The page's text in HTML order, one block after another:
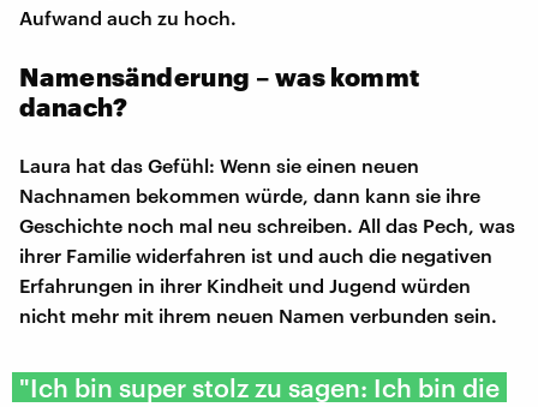
Aufwand auch zu hoch.
Namensänderung – was kommt
danach?
Laura hat das Gefühl: Wenn sie einen neuen
Nachnamen bekommen würde, dann kann sie ihre
Geschichte noch mal neu schreiben. All das Pech, was
ihrer Familie widerfahren ist und auch die negativen
Erfahrungen in ihrer Kindheit und Jugend würden
nicht mehr mit ihrem neuen Namen verbunden sein.
"Ich bin super stolz zu sagen: Ich bin die